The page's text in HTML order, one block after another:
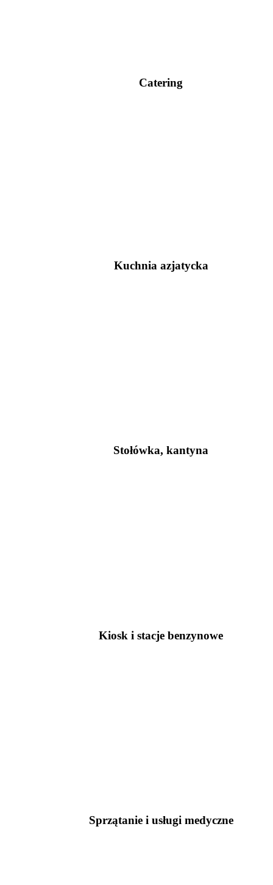
Catering
Kuchnia azjatycka
Stołówka, kantyna
Kiosk i stacje benzynowe
Sprzątanie i usługi medyczne